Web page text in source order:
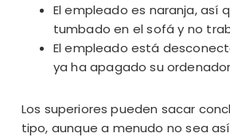
El empleado es naranja, así
tumbado en el sofá y no
El empleado está
ya ha apagado su ordenador
Los superiores pueden sacar
tipo, aunque a menudo no sea